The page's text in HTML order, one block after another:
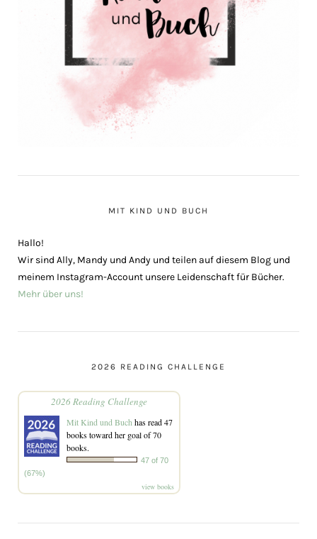
MIT KIND UND BUCH
Hallo!
Wir sind Ally, Mandy und Andy und teilen auf diesem Blog und
meinem Instagram-Account unsere Leidenschaft für Bücher.
Mehr über uns!
2026 READING CHALLENGE
2026 Reading Challenge
Mit Kind und Buch has read 47
books toward her goal of 70
books.
47 of 70
(67%)
view books